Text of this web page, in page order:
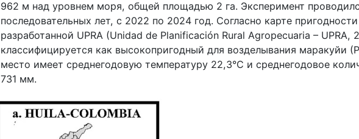
962 м над уровнем моря, общей площадью 2 га. Эксперимент
последовательных лет, с 2022 по 2024 год. Согласно карте
разработанной UPRA (Unidad de Planificación Rural Agropecuaria – UPRA,
классифицируется как высокопригодный для возделывания маракуйи
место имеет среднегодовую температуру 22,3°C и среднегодовое
731 мм.